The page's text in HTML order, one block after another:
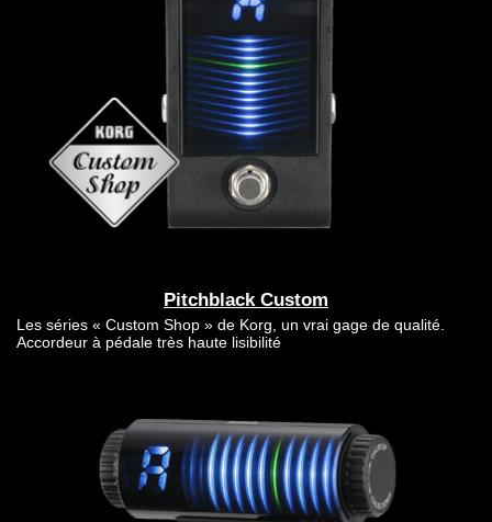
Pitchblack Custom
Les séries « Custom Shop » de Korg, un vrai gage de qualité.
Accordeur à pédale très haute lisibilité